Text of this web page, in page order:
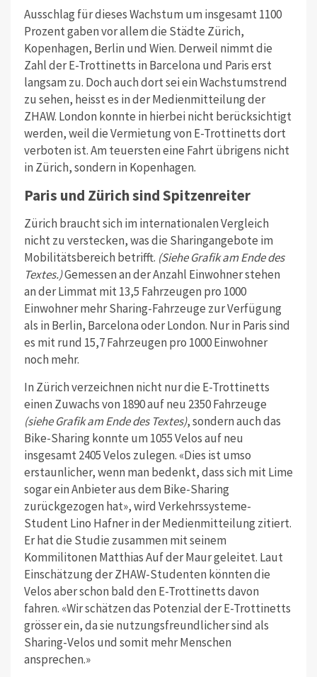
Ausschlag für dieses Wachstum um insgesamt 1100
Prozent gaben vor allem die Städte Zürich,
Kopenhagen, Berlin und Wien. Derweil nimmt die
Zahl der E-Trottinetts in Barcelona und Paris erst
langsam zu. Doch auch dort sei ein Wachstumstrend
zu sehen, heisst es in der Medienmitteilung der
ZHAW. London konnte in hierbei nicht berücksichtigt
werden, weil die Vermietung von E-Trottinetts dort
verboten ist. Am teuersten eine Fahrt übrigens nicht
in Zürich, sondern in Kopenhagen.
Paris und Zürich sind Spitzenreiter
Zürich braucht sich im internationalen Vergleich
nicht zu verstecken, was die Sharingangebote im
Mobilitätsbereich betrifft. (Siehe Grafik am Ende des
Textes.)Gemessen an der Anzahl Einwohner stehen
an der Limmat mit 13,5 Fahrzeugen pro 1000
Einwohner mehr Sharing-Fahrzeuge zur Verfügung
als in Berlin, Barcelona oder London. Nur in Paris sind
es mit rund 15,7 Fahrzeugen pro 1000 Einwohner
noch mehr.
In Zürich verzeichnen nicht nur die E-Trottinetts
einen Zuwachs von 1890 auf neu 2350 Fahrzeuge
(siehe Grafik am Ende des Textes), sondern auch das
Bike-Sharing konnte um 1055 Velos auf neu
insgesamt 2405 Velos zulegen. «Dies ist umso
erstaunlicher, wenn man bedenkt, dass sich mit Lime
sogar ein Anbieter aus dem Bike-Sharing
zurückgezogen hat», wird Verkehrssysteme-
Student Lino Hafner in der Medienmitteilung zitiert.
Er hat die Studie zusammen mit seinem
Kommilitonen Matthias Auf der Maur geleitet. Laut
Einschätzung der ZHAW-Studenten könnten die
Velos aber schon bald den E-Trottinetts davon
fahren. «Wir schätzen das Potenzial der E-Trottinetts
grösser ein, da sie nutzungsfreundlicher sind als
Sharing-Velos und somit mehr Menschen
ansprechen.»